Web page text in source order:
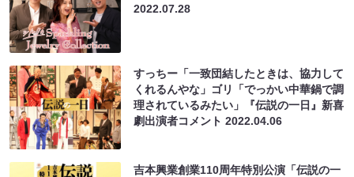
2022.07.28
すっちー「一致団結したときは、協力して
くれるんやな」ゴリ「でっかい中華鍋で調
理されているみたい」『伝説の一日』新喜
劇出演者コメント2022.04.06
吉本興業創業110周年特別公演「伝説の一